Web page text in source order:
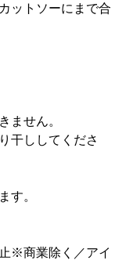
ットソーにまで合
ません。
干ししてくださ
す。
※商業除く／アイ